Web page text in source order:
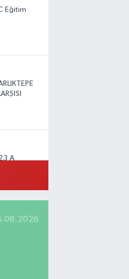
Eğitim
A